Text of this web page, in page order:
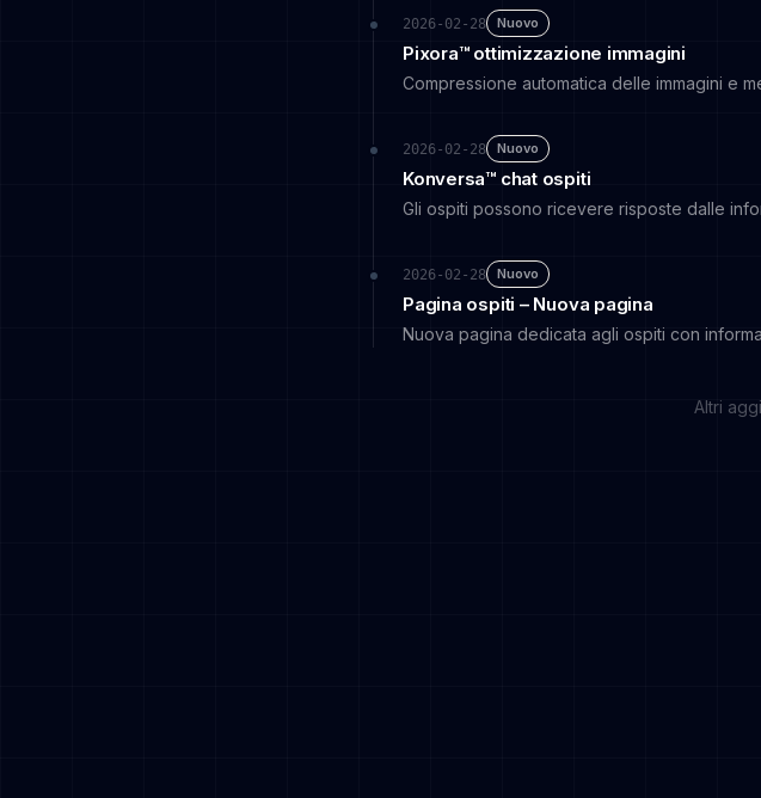
2026-02-28 Nuovo
Pixora™ ottimizzazione immagini
Compressione automatica delle immagini e
2026-02-28 Nuovo
Konversa™ chat ospiti
Gli ospiti possono ricevere risposte dalle
2026-02-28 Nuovo
Pagina ospiti – Nuova pagina
Nuova pagina dedicata agli ospiti con
Altri